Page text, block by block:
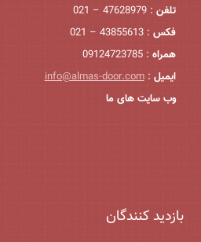
تلفن : 47628979 – 021
فکس : 43855613 – 021
همراه : 09124723785
ایمیل :
info@almas-door.com
وب سایت های ما
بازدید کنندگان